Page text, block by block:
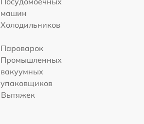
машин
Холодильников
Пароварок
Промышленных
вакуумных
упаковщиков
Вытяжек